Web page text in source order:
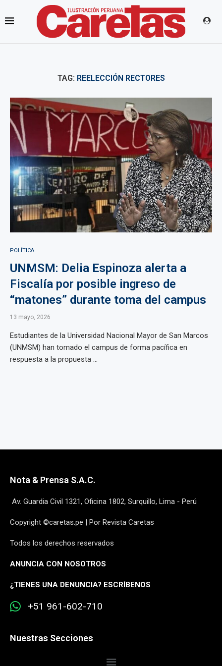
TAG: REELECCIÓN RECTORES
POLÍTICA
UNMSM: Delia Espinoza alerta a
Fiscalía por posible ingreso de
“matones” durante toma del campus
13 mayo, 2026
Estudiantes de la Universidad Nacional Mayor de San Marcos
(UNMSM) han tomado el campus de forma pacífica en
respuesta a la propuesta ...
Nota & Prensa S.A.C.
Av. Guardia Civil 1321, Oficina 1802, Surquillo, Lima - Perú
Copyright ©caretas.pe | Por Revista Caretas
Todos los derechos reservados
ANUNCIA CON NOSOTROS
¿TIENES UNA DENUNCIA? ESCRÍBENOS
+51 961-602-710
Nuestras Secciones